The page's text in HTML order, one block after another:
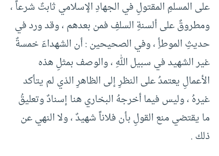
على المسلمِ المقتولِ في الجهادِ الإسلامي ثابتٌ شرعاً ،
ومطروقٌ على ألسنةِ السلفِ فمن بعدهم ، وقد ورد في
حديثِ الموطأِ ، وفي الصحيحين : أن الشهداءَ خمسةٌ
غير الشهيد في سبيل اللهِ ، والوصف بمثلِ هذه
الأعمالِ يعتمدُ على النظرِ إلى الظاهرِ الذي لم يتأكد
غيرهُ ، وليس فيما أخرجهُ البخاري هنا إسنادٌ وتعليقُ
ما يقتضي منع القولِ بأن فلاناً شهيدٌ ، ولا النهي عن
ذلك .